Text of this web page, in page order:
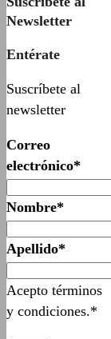
Newsletter
Entérate
Suscríbete al
newsletter
Correo
electrónico*
Nombre*
Apellido*
Acepto términos
y condiciones.*